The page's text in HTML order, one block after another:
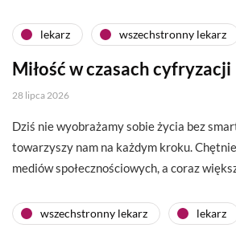
lekarz wszechstronny lekarz
Miłość w czasach cyfryzacji
28 lipca 2026
Dziś nie wyobrażamy sobie życia bez
towarzyszy nam na każdym kroku.
mediów społecznościowych, a coraz
wszechstronny lekarz lekarz